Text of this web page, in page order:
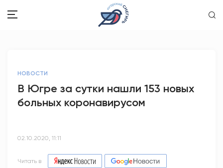
ОБРАЗОВАНИЕ
НОВОСТИ
В Югре за сутки нашли 153 новых
больных коронавирусом
02.10.2020, 11:11
Читать в